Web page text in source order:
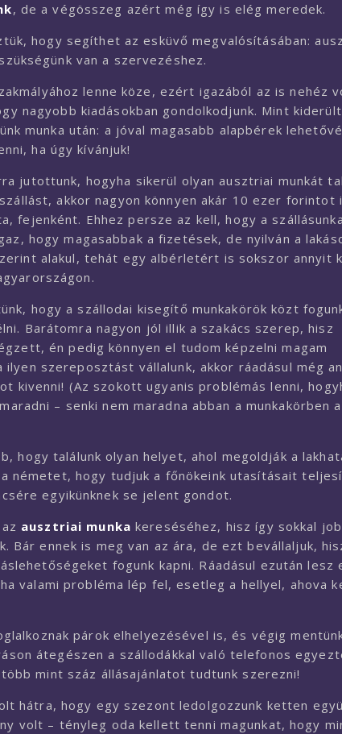
, de a végösszeg azért még így is elég meredek.
hogy segíthet az esküvő megvalósításában:
van a szervezéshez.
lenne köze, ezért igazából az is nehéz
nagyobb kiadásokban gondolkodjunk. Mint
munka után: a jóval magasabb alapbérek
ha úgy kívánjuk!
jutottunk, hogyha sikerül olyan ausztriai munkát
akkor nagyon könnyen akár 10 ezer forintot
fejenként. Ehhez persze az kell, hogy a
hogy magasabbak a fizetések, de nyilván a
alakul, tehát egy albérletért is sokszor annyit
hogy a szállodai kisegítő munkakörök közt
Barátomra nagyon jól illik a szakács szerep, hisz
én pedig könnyen el tudom képzelni magam
ilyen szereposztást vállalunk, akkor ráadásul még
kivenni! (Az szokott ugyanis problémás lenni,
– senki nem maradna abban a munkakörben a
találunk olyan helyet, ahol megoldják a
németet, hogy tudjuk a főnökeink utasításait
egyikünknek se jelent gondot.
ausztriai munkakereséséhez, hisz így sokkal
Bár ennek is meg van az ára, de ezt bevállaljuk,
fogunk kapni. Ráadásul ezután lesz
valami probléma lép fel, esetleg a hellyel, ahova
párok elhelyezésével is, és végig
átegészen a szállodákkal való telefonos
mint száz állásajánlatot tudtunk szerezni!
hátra, hogy egy szezont ledolgozzunk ketten
volt – tényleg oda kellett tenni magunkat, hogy